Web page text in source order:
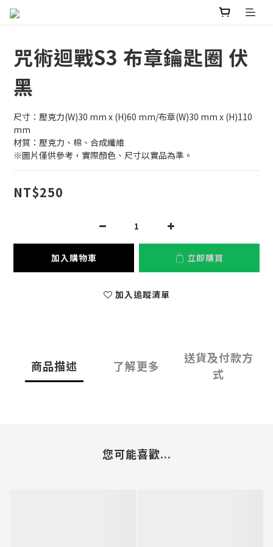
咒術迴戰S3 布章鑰匙圈 伏
黑
尺寸：壓克力(W)30 mm x (H)60 mm/布章(W)30 mm x (H)110
mm
材質：壓克力、棉、合成纖維
※圖片僅供參考，實際顏色、尺寸以實品為準。
NT$250
加入購物車 立即購買
加入追蹤清單
商品描述 了解更多
送貨及付款方
式
您可能喜歡...